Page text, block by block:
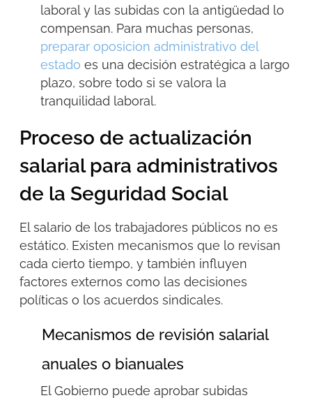
laboral y las subidas con la antigüedad lo
compensan. Para muchas personas,
preparar oposicion administrativo del
estado es una decisión estratégica a largo
plazo, sobre todo si se valora la
tranquilidad laboral.
Proceso de actualización
salarial para administrativos
de la Seguridad Social
El salario de los trabajadores públicos no es
estático. Existen mecanismos que lo revisan
cada cierto tiempo, y también influyen
factores externos como las decisiones
políticas o los acuerdos sindicales.
Mecanismos de revisión salarial
anuales o bianuales
El Gobierno puede aprobar subidas